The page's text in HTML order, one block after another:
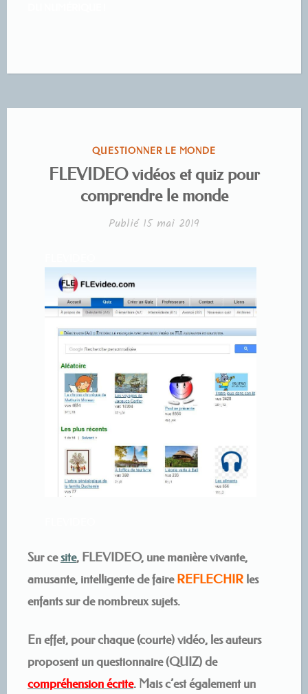
PUBLIÉ
DANS
QUESTIONNER LE MONDE
FLEVIDEO vidéos et quiz pour
comprendre le monde
Publié 15 mai 2019
Sur cesite, FLEVIDEO, une manière vivante,
amusante, intelligente de faire REFLECHIR les
enfants sur de nombreux sujets.
En effet, pour chaque (courte) vidéo, les auteurs
proposent un questionnaire (QUIZ) de
compréhension écrite. Mais c’est également un